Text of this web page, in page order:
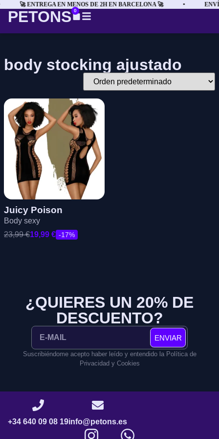
🚀 ENTREGA EN MENOS DE 2H EN BARCELONA 🚀 •
PETONS 0
body stocking ajustado
Juicy Poison
Body sexy
23,99€19,99 € -17%
¿QUIERES UN 20% DE
DESCUENTO?
ENVIAR
Suscribiéndome acepto haber leído y entendido la Política de
Privacidad y Cookies
+34 640 09 08 19info@petons.es